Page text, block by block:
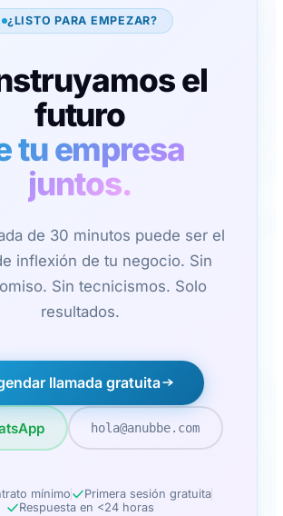
¿LISTO PARA EMPEZAR?
el
futuro
tu empresa
juntos.
de 30 minutos puede ser el
inflexión de tu negocio. Sin
Sin tecnicismos. Solo
resultados.
llamada gratuita
hola@anubbe.com
mínimo
Primera sesión gratuita
Respuesta en <24 horas